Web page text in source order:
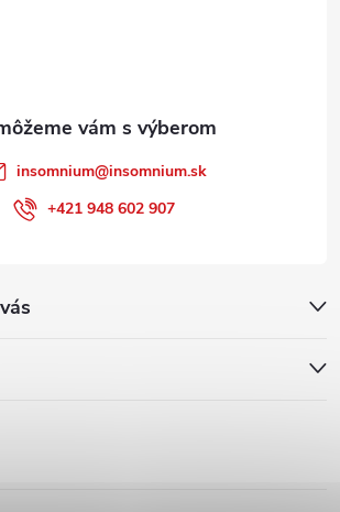
insomnium@insomnium.sk
+421 948 602 907